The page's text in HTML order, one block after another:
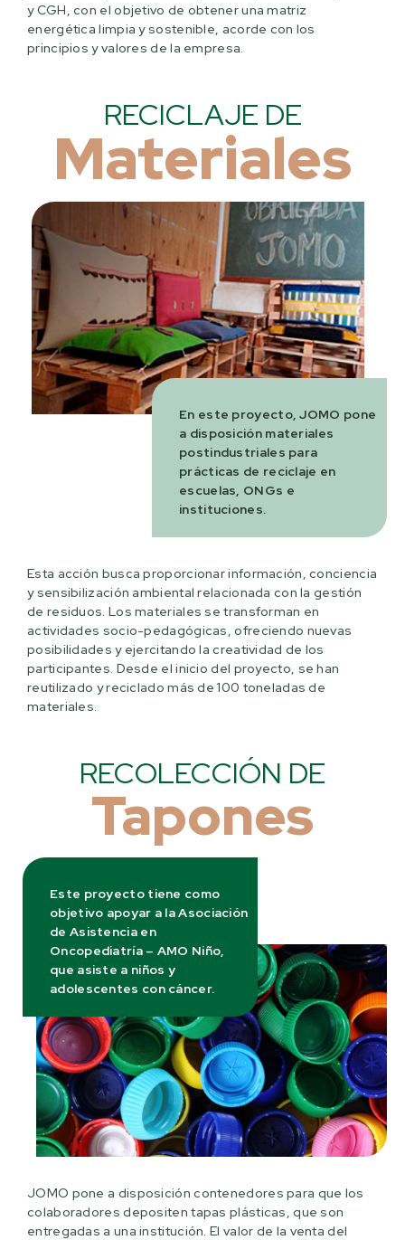
y CGH, con el objetivo de obtener una matriz
energética limpia y sostenible, acorde con los
principios y valores de la empresa.
RECICLAJE DE
Materiales
En este proyecto, JOMO pone
a disposición materiales
postindustriales para
prácticas de reciclaje en
escuelas, ONGs e
instituciones.
Esta acción busca proporcionar información, conciencia
y sensibilización ambiental relacionada con la gestión
de residuos. Los materiales se transforman en
actividades socio-pedagógicas, ofreciendo nuevas
posibilidades y ejercitando la creatividad de los
participantes. Desde el inicio del proyecto, se han
reutilizado y reciclado más de 100 toneladas de
materiales.
RECOLECCIÓN DE
Tapones
Este proyecto tiene como
objetivo apoyar a la Asociación
de Asistencia en
Oncopediatría – AMO Niño,
que asiste a niños y
adolescentes con cáncer.
JOMO pone a disposición contenedores para que los
colaboradores depositen tapas plásticas, que son
entregadas a una institución. El valor de la venta del